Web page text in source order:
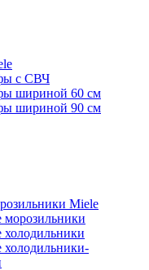
с СВЧ
шириной 60 см
шириной 90 см
Miele
морозильники
холодильники
холодильники-